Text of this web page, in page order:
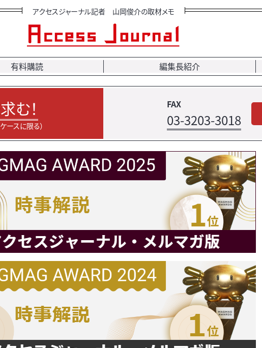
アクセスジャーナル記者 山岡俊介の取材メモ
有料購読 編集長紹介
む！
ースに限る）
FAX
03-3203-3018